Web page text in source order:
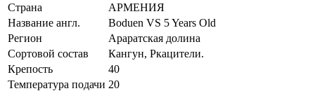
Страна
АРМЕНИЯ
Название англ.
Boduen VS 5 Years Old
Регион
Араратская долина
Сортовой состав
Кангун, Ркацители.
Крепость
40
Температура подачи 20